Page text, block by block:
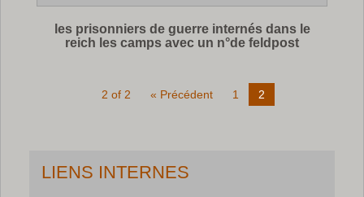
les prisonniers de guerre internés dans le
reich les camps avec un n°de feldpost
2 of 2 « Précédent 1 2
LIENS INTERNES